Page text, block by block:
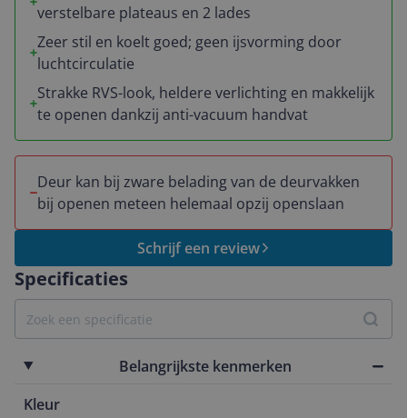
Specificaties
Belangrijkste kenmerken
Kleur
verstelbare plateaus en 2 lades
Zeer stil en koelt goed; geen ijsvorming door
luchtcirculatie
Strakke RVS-look, heldere verlichting en makkelijk
te openen dankzij anti-vacuum handvat
Deur kan bij zware belading van de deurvakken
bij openen meteen helemaal opzij openslaan
Schrijf een review